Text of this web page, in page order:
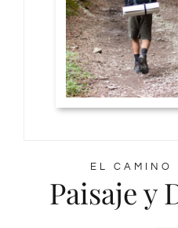
EL CAMINO
Paisaje y